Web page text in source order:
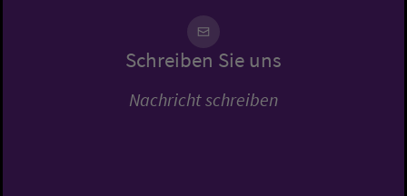
Schreiben Sie uns
Nachricht schreiben